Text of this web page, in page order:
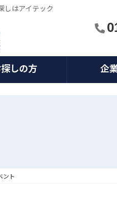
しはアイテック
しの方 企
ント